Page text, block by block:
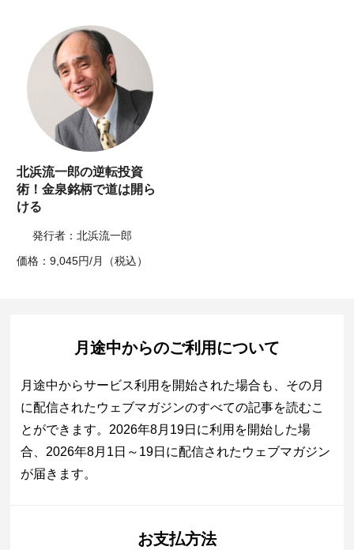
北浜流一郎の逆転投資
術！金泉銘柄で道は開ら
ける
発行者：北浜流一郎
価格：9,045円/月（税込）
月途中からのご利用について
月途中からサービス利用を開始された場合も、その月
に配信されたウェブマガジンのすべての記事を読むこ
とができます。2026年8月19日に利用を開始した場
合、2026年8月1日～19日に配信されたウェブマガジン
が届きます。
お支払方法